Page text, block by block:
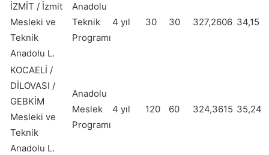
İZMİT / İzmit
Mesleki ve
Teknik
Anadolu L.
Anadolu
Teknik
Programı
4 yıl 30 30 327,2606 34,15
KOCAELİ /
DİLOVASI /
GEBKİM
Mesleki ve
Teknik
Anadolu L.
Anadolu
Meslek
Programı
4 yıl 120 60 324,3615 35,24